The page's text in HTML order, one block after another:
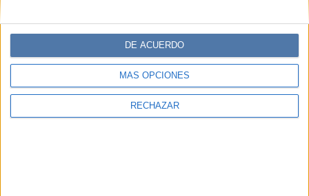
MÁS OPCIONES
RECHAZAR
DE ACUERDO